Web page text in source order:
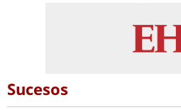
Sucesos